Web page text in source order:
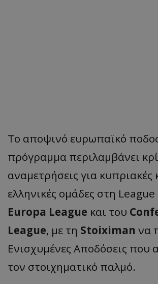
Το αποψινό ευρωπαϊκό
πρόγραμμα περιλαμβάνει
αναμετρήσεις για κυπριακές
ελληνικές ομάδες στη
Europa League και του
League, με τη Stoiximan να
Ενισχυμένες Αποδόσεις που
τον στοιχηματικό παλμό.